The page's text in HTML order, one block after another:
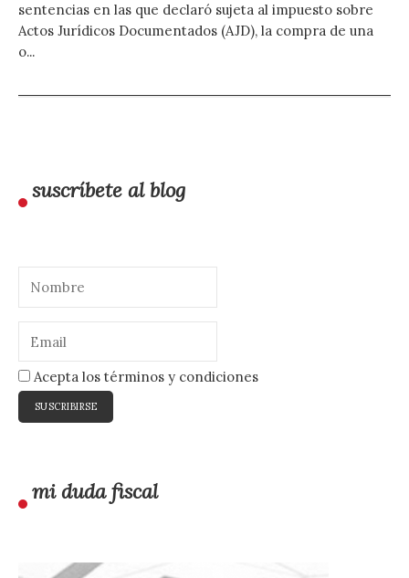
sentencias en las que declaró sujeta al impuesto sobre
Actos Jurídicos Documentados (AJD), la compra de una
o...
suscríbete al blog
Acepta los términos y condiciones
mi duda fiscal